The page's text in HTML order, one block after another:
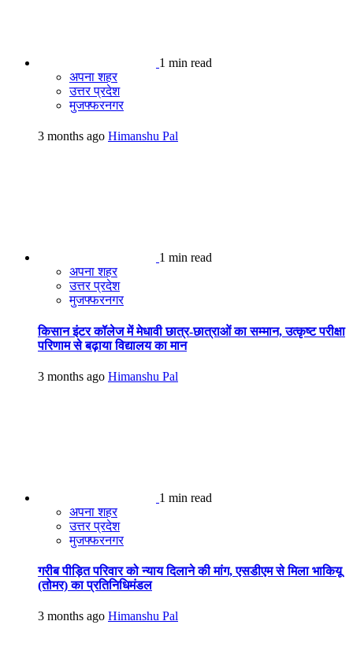
1 min read
अपना शहर
उत्तर प्रदेश
मुजफ्फरनगर
3 months ago Himanshu Pal
1 min read
अपना शहर
उत्तर प्रदेश
मुजफ्फरनगर
किसान इंटर कॉलेज में मेधावी छात्र-छात्राओं का सम्मान, उत्कृष्ट परीक्षा
परिणाम से बढ़ाया विद्यालय का मान
3 months ago Himanshu Pal
1 min read
अपना शहर
उत्तर प्रदेश
मुजफ्फरनगर
गरीब पीड़ित परिवार को न्याय दिलाने की मांग, एसडीएम से मिला भाकियू
(तोमर) का प्रतिनिधिमंडल
3 months ago Himanshu Pal